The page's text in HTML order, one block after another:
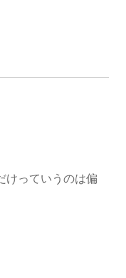
けっていうのは偏